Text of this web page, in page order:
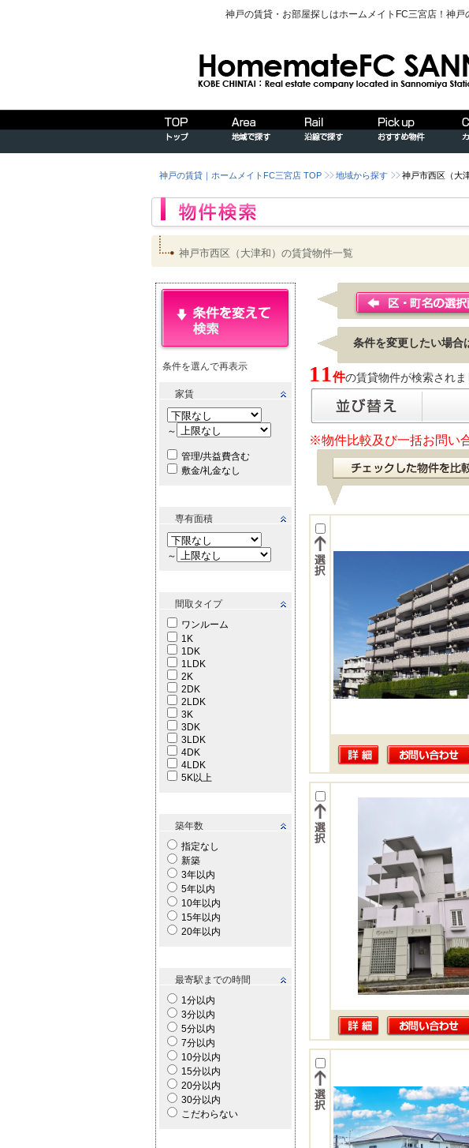
神戸の賃貸・お部屋探しはホームメイトFC三宮店！神
神戸の賃貸｜ホームメイトFC三宮店 TOP 地域から探す 神戸市西区（大
神戸市西区（大津和）の賃貸物件一覧
条件を選んで再表示
家賃
～
管理/共益費含む
敷金/礼金なし
専有面積
～
間取タイプ
ワンルーム
1K
1DK
1LDK
2K
2DK
2LDK
3K
3DK
3LDK
4DK
4LDK
5K以上
築年数
指定なし
新築
3年以内
5年以内
10年以内
15年以内
20年以内
最寄駅までの時間
1分以内
3分以内
5分以内
7分以内
10分以内
15分以内
20分以内
30分以内
こだわらない
条件を変更したい場合
11件の賃貸物件が検索され
※物件比較及び一括お問い